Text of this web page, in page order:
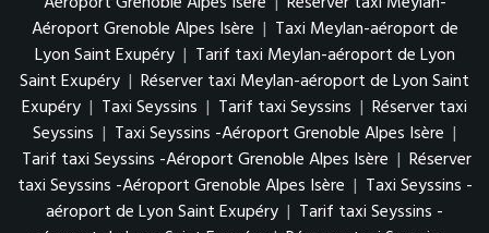
Aéroport Grenoble Alpes Isère | Taxi Meylan-aéroport de
Lyon Saint Exupéry | Tarif taxi Meylan-aéroport de Lyon
Saint Exupéry | Réserver taxi Meylan-aéroport de Lyon Saint
Exupéry | Taxi Seyssins | Tarif taxi Seyssins | Réserver taxi
Seyssins | Taxi Seyssins -Aéroport Grenoble Alpes Isère |
Tarif taxi Seyssins -Aéroport Grenoble Alpes Isère | Réserver
taxi Seyssins -Aéroport Grenoble Alpes Isère | Taxi Seyssins -
aéroport de Lyon Saint Exupéry | Tarif taxi Seyssins -